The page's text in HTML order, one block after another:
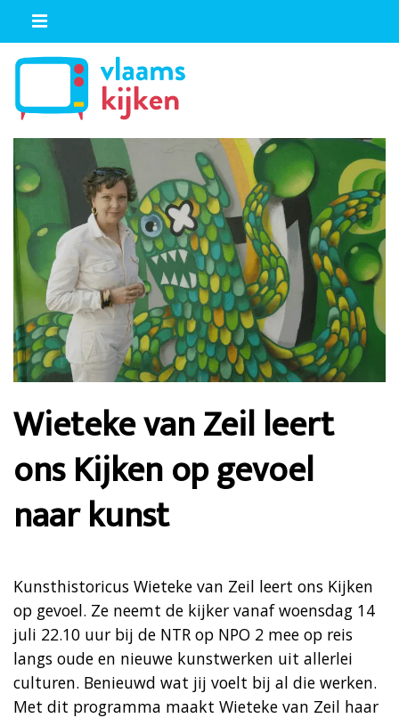
Wieteke van Zeil leert
ons Kijken op gevoel
naar kunst
Kunsthistoricus Wieteke van Zeil leert ons Kijken
op gevoel. Ze neemt de kijker vanaf woensdag 14
juli 22.10 uur bij de NTR op NPO 2 mee op reis
langs oude en nieuwe kunstwerken uit allerlei
culturen. Benieuwd wat jij voelt bij al die werken.
Met dit programma maakt Wieteke van Zeil haar